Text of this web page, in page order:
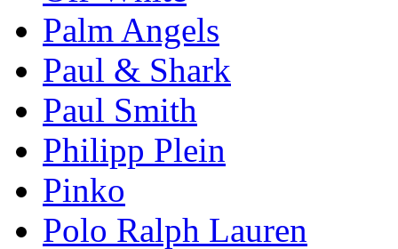
Palm Angels
Paul & Shark
Paul Smith
Philipp Plein
Pinkо
Polo Ralph Lauren